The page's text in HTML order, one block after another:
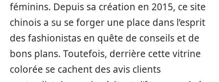
féminins. Depuis sa création en 2015, ce site
chinois a su se forger une place dans l’esprit
des fashionistas en quête de conseils et de
bons plans. Toutefois, derrière cette vitrine
colorée se cachent des avis clients